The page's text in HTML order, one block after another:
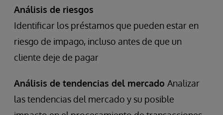
Análisis de riesgos
Identificar los préstamos que pueden estar en
riesgo de impago, incluso antes de que un
cliente deje de pagar
Análisis de tendencias del mercado Analizar
las tendencias del mercado y su posible